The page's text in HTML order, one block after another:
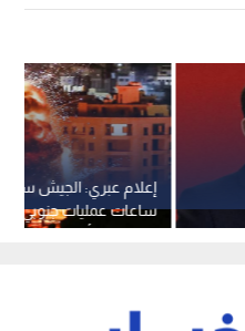
إعلام عبري: الجيش
ساعات عمليات جنوبي
وستسمع أصوات